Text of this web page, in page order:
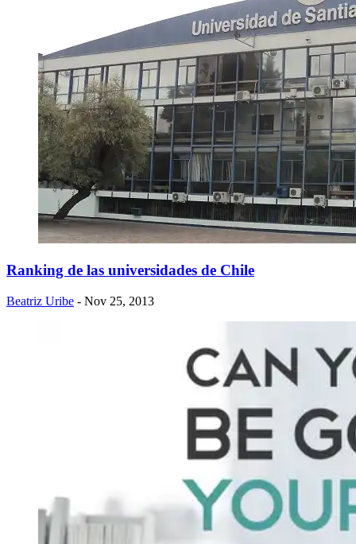
Ranking de las universidades de Chile
Beatriz Uribe - Nov 25, 2013